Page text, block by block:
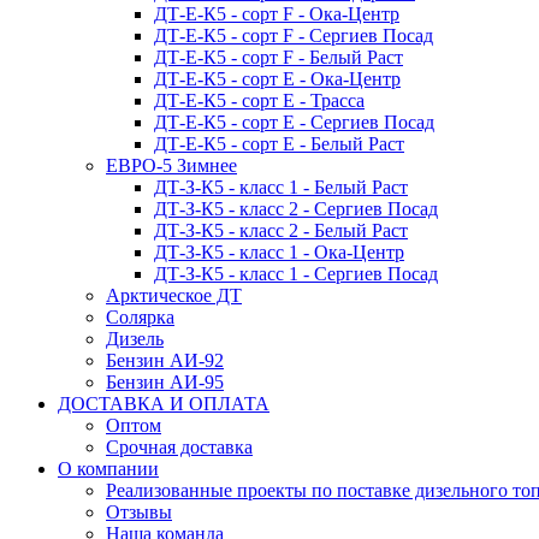
ДТ-Е-К5 - сорт F - Ока-Центр
ДТ-Е-К5 - сорт F - Сергиев Посад
ДТ-Е-К5 - сорт F - Белый Раст
ДТ-Е-К5 - сорт E - Ока-Центр
ДТ-Е-К5 - сорт E - Трасса
ДТ-Е-К5 - сорт E - Сергиев Посад
ДТ-Е-К5 - сорт E - Белый Раст
ЕВРО-5 Зимнее
ДТ-З-К5 - класс 1 - Белый Раст
ДТ-З-К5 - класс 2 - Сергиев Посад
ДТ-З-К5 - класс 2 - Белый Раст
ДТ-З-К5 - класс 1 - Ока-Центр
ДТ-З-К5 - класс 1 - Сергиев Посад
Арктическое ДТ
Солярка
Дизель
Бензин АИ-92
Бензин АИ-95
ДОСТАВКА И ОПЛАТА
Оптом
Срочная доставка
О компании
Реализованные проекты по поставке дизельного
Отзывы
Наша команда